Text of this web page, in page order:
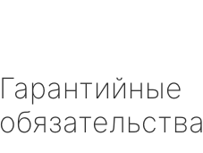
Гарантийные
обязательства